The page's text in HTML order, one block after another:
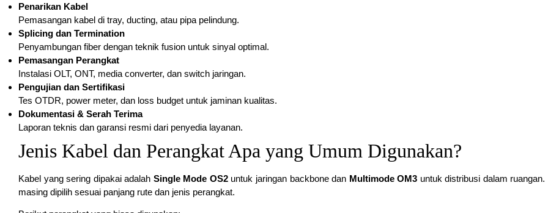
Penarikan Kabel
Pemasangan kabel di tray, ducting, atau pipa pelindung.
Splicing dan Termination
Penyambungan fiber dengan teknik fusion untuk sinyal optimal.
Pemasangan Perangkat
Instalasi OLT, ONT, media converter, dan switch jaringan.
Pengujian dan Sertifikasi
Tes OTDR, power meter, dan loss budget untuk jaminan kualitas.
Dokumentasi & Serah Terima
Laporan teknis dan garansi resmi dari penyedia layanan.
Jenis Kabel dan Perangkat Apa yang Umum Digunakan?
Kabel yang sering dipakai adalah Single Mode OS2untuk jaringan backbone dan Multimode OM3 untuk distribusi dalam
masing dipilih sesuai panjang rute dan jenis perangkat.